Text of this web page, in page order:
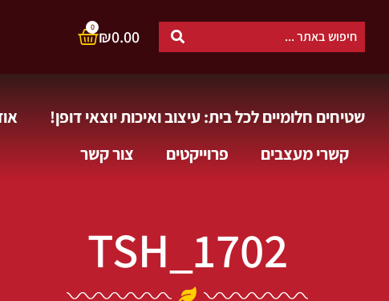
₪0.00
0
שטיחים חלומיים לכל בית: עיצוב ואיכות יוצאי דופן!
קשרי מעצבים
פרוייקטים צור קשר
TSH_1702